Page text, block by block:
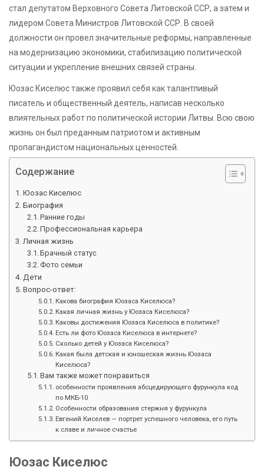
стал депутатом Верховного Совета Литовской ССР, а затем и
лидером Совета Министров Литовской ССР. В своей
должности он провел значительные реформы, направленные
на модернизацию экономики, стабилизацию политической
ситуации и укрепление внешних связей страны.
Юозас Киселюс также проявил себя как талантливый
писатель и общественный деятель, написав несколько
влиятельных работ по политической истории Литвы. Всю свою
жизнь он был преданным патриотом и активным
пропагандистом национальных ценностей.
Содержание
Юозас Киселюс
Биография
Ранние годы
Профессиональная карьера
Личная жизнь
Брачный статус
Фото семьи
Дети
Вопрос-ответ:
Какова биография Юозаса Киселюса?
Какая личная жизнь у Юозаса Киселюса?
Каковы достижения Юозаса Киселюса в политике?
Есть ли фото Юозаса Киселюса в интернете?
Сколько детей у Юозаса Киселюса?
Какая была детская и юношеская жизнь Юозаса
Киселюса?
Вам также может понравиться
особенности проявления абсцедирующего фурункула код
по МКБ-10
Особенности образования стержня у фурункула
Евгений Киселев — портрет успешного человека, его путь
к славе и личное счастье
Юозас Киселюс